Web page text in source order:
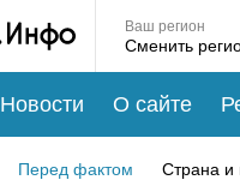
Ваш регион
Новости О сайте
Перед фактом Страна и